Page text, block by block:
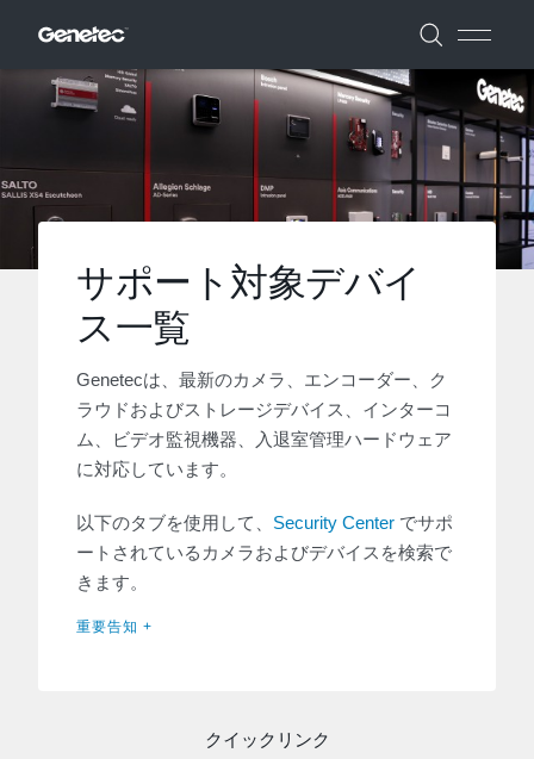
サポート対象デバイ
ス一覧
Genetecは、最新のカメラ、エンコーダー、ク
ラウドおよびストレージデバイス、インターコ
ム、ビデオ監視機器、入退室管理ハードウェア
に対応しています。
以下のタブを使用して、 Security Center でサポ
ートされているカメラおよびデバイスを検索で
きます。
重要告知 +
クイックリンク